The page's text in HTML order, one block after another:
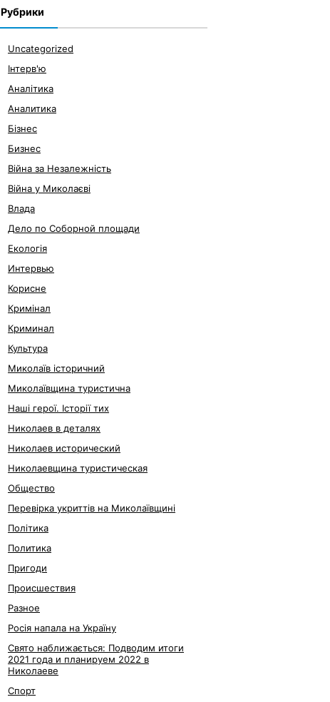
Рубрики
Uncategorized
Інтерв'ю
Аналітика
Аналитика
Бізнес
Бизнес
Війна за Незалежність
Війна у Миколаєві
Влада
Дело по Соборной площади
Екологія
Интервью
Корисне
Кримінал
Криминал
Культура
Миколаїв історичний
Миколаївщина туристична
Наші герої. Історії тих
Николаев в деталях
Николаев исторический
Николаевщина туристическая
Общество
Перевірка укриттів на Миколаївщині
Політика
Политика
Пригоди
Происшествия
Разное
Росія напала на Україну
Свято наближається: Подводим итоги
2021 года и планируем 2022 в
Николаеве
Спорт